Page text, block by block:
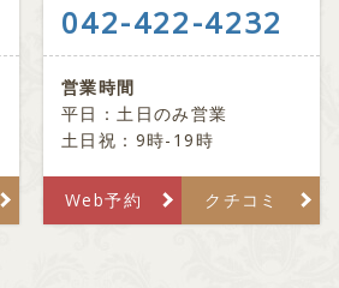
042-422-4232
営業時間
平日：土日のみ営業
土日祝：9時-19時
Web予約 クチコミ